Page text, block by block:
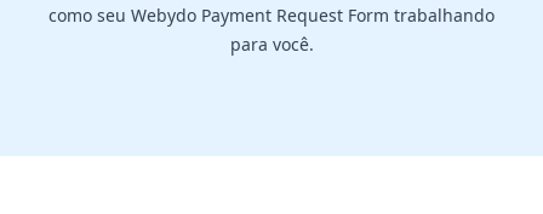
como seu Webydo Payment Request Form trabalhando
para você.